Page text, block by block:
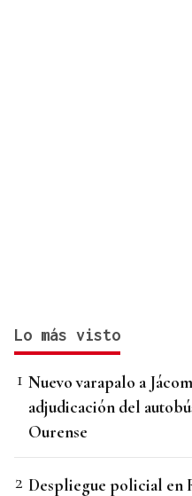
Lo más visto
Nuevo varapalo a
adjudicación del
Ourense
Despliegue policial en